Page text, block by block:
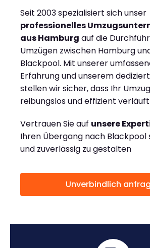
Seit 2003 spezialisiert sich unser
professionelles
aus Hamburg auf die
Umzügen zwischen Hamburg
Blackpool. Mit unserer
Erfahrung und unserem
stellen wir sicher, dass Ihr Umzug
reibungslos und effizient verläuft.
Vertrauen Sie auf unsere
Ihren Übergang nach Blackpool
und zuverlässig zu gestalten
Unverbindlich